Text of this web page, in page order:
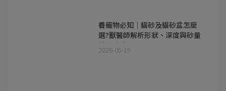
養寵物必知｜貓砂及貓砂盆怎麼
選?獸醫師解析形狀、深度與砂量
搭配攻略
2026-05-19